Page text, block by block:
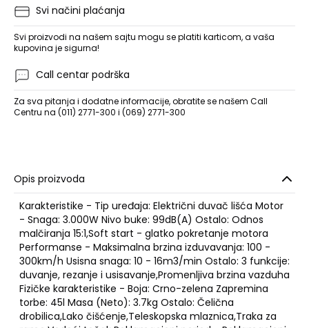
Svi načini plaćanja
Svi proizvodi na našem sajtu mogu se platiti karticom, a vaša
kupovina je sigurna!
Call centar podrška
Za sva pitanja i dodatne informacije, obratite se našem Call
Centru na (011) 2771-300 i (069) 2771-300
Opis proizvoda
Karakteristike - Tip uređaja: Električni duvač lišća Motor
- Snaga: 3.000W Nivo buke: 99dB(A) Ostalo: Odnos
malčiranja 15:1,Soft start - glatko pokretanje motora
Performanse - Maksimalna brzina izduvavanja: 100 -
300km/h Usisna snaga: 10 - 16m3/min Ostalo: 3 funkcije:
duvanje, rezanje i usisavanje,Promenljiva brzina vazduha
Fizičke karakteristike - Boja: Crno-zelena Zapremina
torbe: 45l Masa (Neto): 3.7kg Ostalo: Čelična
drobilica,Lako čišćenje,Teleskopska mlaznica,Traka za